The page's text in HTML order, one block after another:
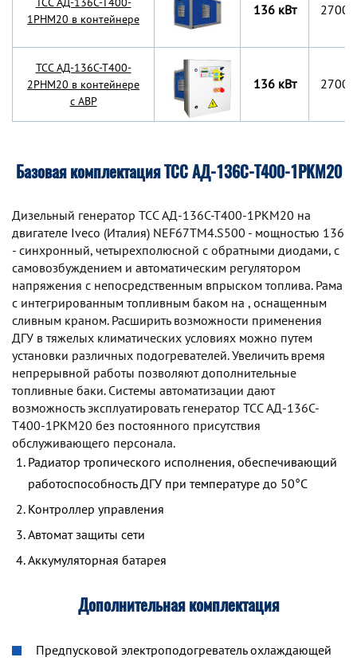
1РНМ20 в контейнере
136 кВт
TCC АД-136С-Т400-
2РНМ20 в контейнере
с АВР
136 кВт
Базовая комплектация ТСС АД-136С-Т400-1РКМ20
Дизельный генератор TCC АД-136С-Т400-1РКМ20 на
двигателе Iveco (Италия) NEF67TM4.S500 - мощностью 136
- синхронный, четырехполюсной с обратными диодами, с
самовозбуждением и автоматическим регулятором
напряжения с непосредственным впрыском топлива. Рама
с интегрированным топливным баком на , оснащенным
сливным краном. Расширить возможности применения
ДГУ в тяжелых климатических условиях можно путем
установки различных подогревателей. Увеличить время
непрерывной работы позволяют дополнительные
топливные баки. Системы автоматизации дают
возможность эксплуатировать генератор TCC АД-136С-
Т400-1РКМ20 без постоянного присутствия
обслуживающего персонала.
Радиатор тропического исполнения, обеспечивающий
работоспособность ДГУ при температуре до 50°С
Контроллер управления
Автомат защиты сети
Аккумуляторная батарея
Дополнительная комплектация
Предпусковой электроподогреватель охлаждающей